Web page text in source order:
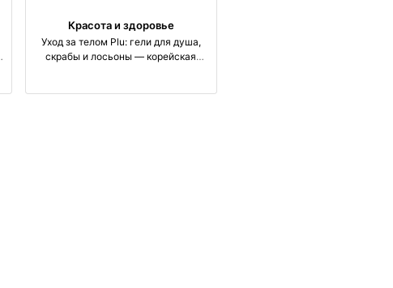
Красота и здоровье
Уход за телом Plu: гели для душа,
скрабы и лосьоны — корейская